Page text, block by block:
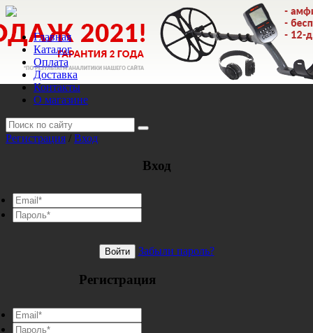
Главная
Каталог
Оплата
Доставка
Контакты
О магазине
Регистрация / Вход
Вход
Войти Забыли пароль?
Регистрация